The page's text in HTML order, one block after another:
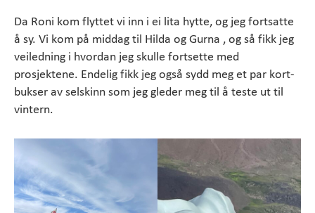
Da Roni kom flyttet vi inn i ei lita hytte, og jeg fortsatte
å sy. Vi kom på middag til Hilda og Gurna , og så fikk jeg
veiledning i hvordan jeg skulle fortsette med
prosjektene. Endelig fikk jeg også sydd meg et par kort-
bukser av selskinn som jeg gleder meg til å teste ut til
vintern.